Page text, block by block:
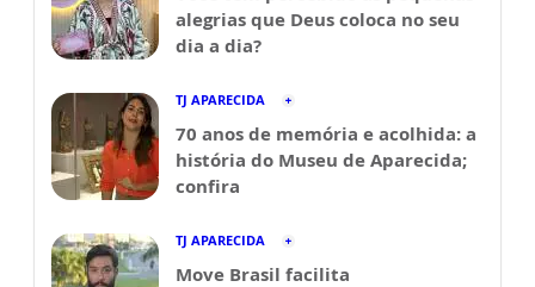
alegrias que Deus coloca no seu
dia a dia?
TJ APARECIDA
70 anos de memória e acolhida: a
história do Museu de Aparecida;
confira
TJ APARECIDA
Move Brasil facilita